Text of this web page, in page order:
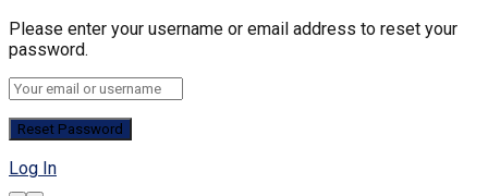
Please enter your username or email address to reset your
password.
Log In